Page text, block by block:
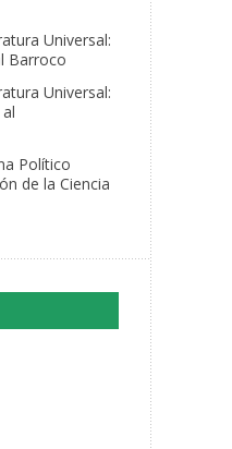
Universal:
Barroco
Universal:
Político
de la Ciencia